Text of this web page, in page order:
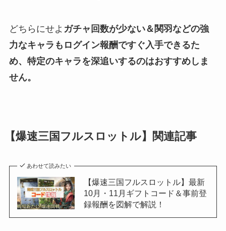
どちらにせよ ガチャ回数が少ない＆関羽などの強
力なキャラもログイン報酬ですぐ入手できるた
め、特定のキャラを深追いするのはおすすめしま
せん。
【爆速三国フルスロットル】関連記事
あわせて読みたい
【爆速三国フルスロットル】最新
10月・11月ギフトコード＆事前登
録報酬を図解で解説！